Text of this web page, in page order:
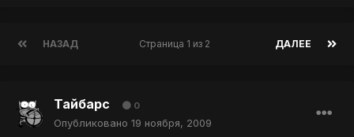
НАЗАД ДАЛЕЕ
Страница 1 из 2
Тайбарс 0
Опубликовано 19 ноября, 2009